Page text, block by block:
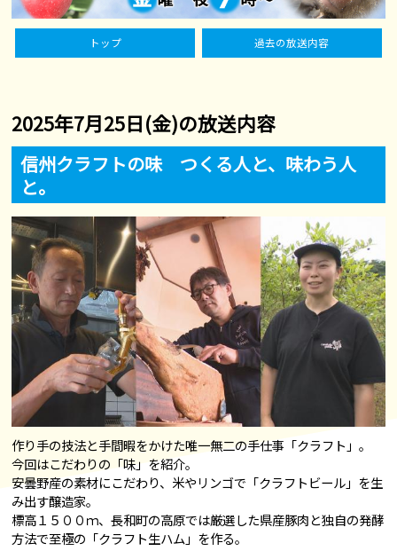
トップ 過去の放送内容
2025年7月25日(金)の放送内容
信州クラフトの味 つくる人と、味わう人
と。
作り手の技法と手間暇をかけた唯一無二の手仕事「クラフト」。
今回はこだわりの「味」を紹介。
安曇野産の素材にこだわり、米やリンゴで「クラフトビール」を生
み出す醸造家。
標高１５００ｍ、長和町の高原では厳選した県産豚肉と独自の発酵
方法で至極の「クラフト生ハム」を作る。